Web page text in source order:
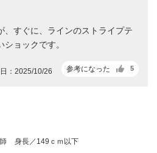
、すぐに、ラインのストライプテ
ョックです。
参考になった 5
：2025/10/26
身長／149ｃｍ以下